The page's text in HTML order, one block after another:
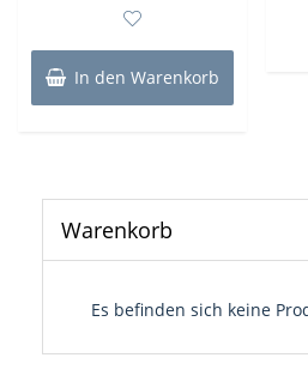
In den Warenkorb
Warenkorb
Es befinden sich keine